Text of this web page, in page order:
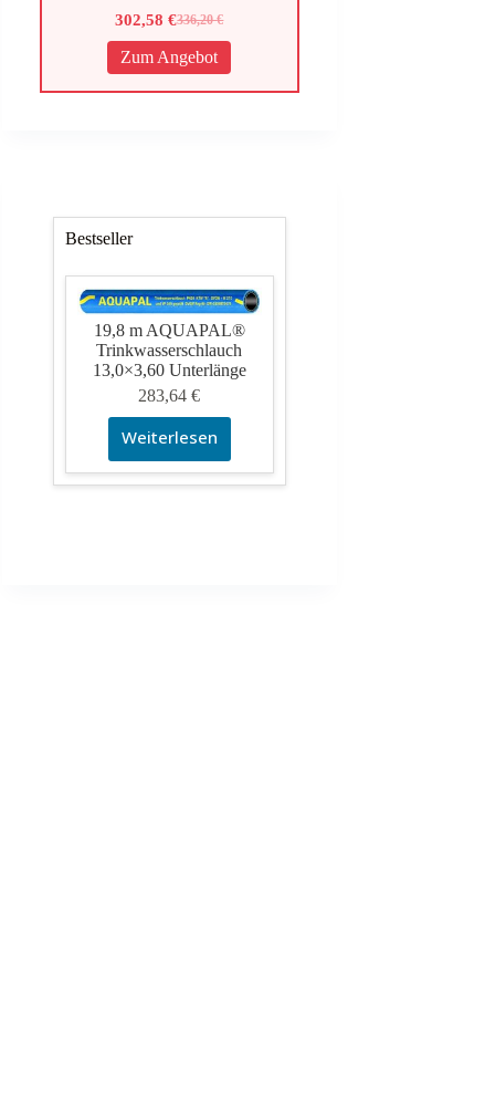
336,20€
Ursprünglicher
Preis
war:
336,20 €
302,58€
Aktueller
Preis
ist:
302,58 €.
Zum Angebot
Bestseller
19,8 m AQUAPAL®
Trinkwasserschlauch
13,0×3,60 Unterlänge
283,64€
Weiterlesen